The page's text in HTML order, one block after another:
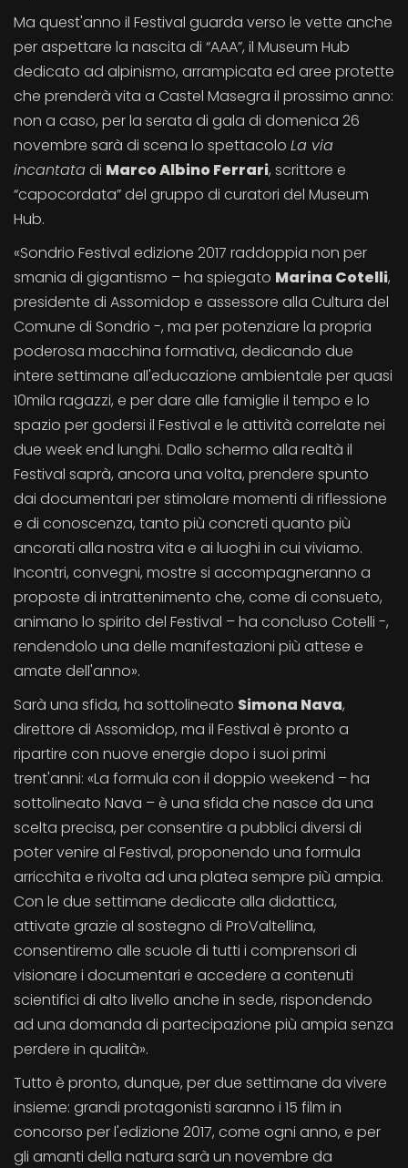
Ma quest'anno il Festival guarda verso le vette anche
per aspettare la nascita di “AAA”, il Museum Hub
dedicato ad alpinismo, arrampicata ed aree protette
che prenderà vita a Castel Masegra il prossimo anno:
non a caso, per la serata di gala di domenica 26
novembre sarà di scena lo spettacolo La via
incantatadi Marco Albino Ferrari, scrittore e
“capocordata” del gruppo di curatori del Museum
Hub.
«Sondrio Festival edizione 2017 raddoppia non per
smania di gigantismo – ha spiegato Marina Cotelli,
presidente di Assomidop e assessore alla Cultura del
Comune di Sondrio -, ma per potenziare la propria
poderosa macchina formativa, dedicando due
intere settimane all'educazione ambientale per quasi
10mila ragazzi, e per dare alle famiglie il tempo e lo
spazio per godersi il Festival e le attività correlate nei
due week end lunghi. Dallo schermo alla realtà il
Festival saprà, ancora una volta, prendere spunto
dai documentari per stimolare momenti di riflessione
e di conoscenza, tanto più concreti quanto più
ancorati alla nostra vita e ai luoghi in cui viviamo.
Incontri, convegni, mostre si accompagneranno a
proposte di intrattenimento che, come di consueto,
animano lo spirito del Festival – ha concluso Cotelli -,
rendendolo una delle manifestazioni più attese e
amate dell'anno».
Sarà una sfida, ha sottolineato Simona Nava,
direttore di Assomidop, ma il Festival è pronto a
ripartire con nuove energie dopo i suoi primi
trent'anni: «La formula con il doppio weekend – ha
sottolineato Nava – è una sfida che nasce da una
scelta precisa, per consentire a pubblici diversi di
poter venire al Festival, proponendo una formula
arricchita e rivolta ad una platea sempre più ampia.
Con le due settimane dedicate alla didattica,
attivate grazie al sostegno di ProValtellina,
consentiremo alle scuole di tutti i comprensori di
visionare i documentari e accedere a contenuti
scientifici di alto livello anche in sede, rispondendo
ad una domanda di partecipazione più ampia senza
perdere in qualità».
Tutto è pronto, dunque, per due settimane da vivere
insieme: grandi protagonisti saranno i 15 film in
concorso per l'edizione 2017, come ogni anno, e per
gli amanti della natura sarà un novembre da